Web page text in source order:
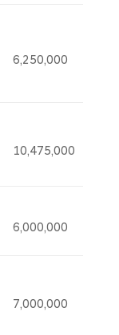
6,250,000
10,475,000
6,000,000
7,000,000